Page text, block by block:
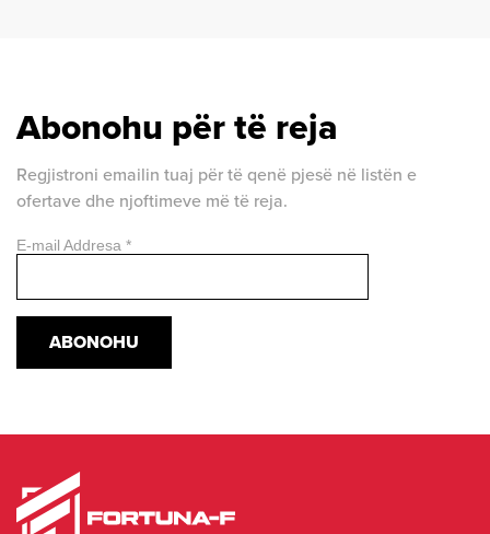
Abonohu për të reja
Regjistroni emailin tuaj për të qenë pjesë në listën e
ofertave dhe njoftimeve më të reja.
E-mail Addresa *